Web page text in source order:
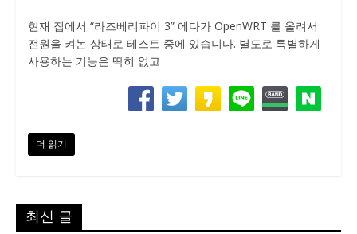
현재 집에서 “라즈베리파이 3” 에다가 OpenWRT 를 올려서
전원을 켜논 상태로 테스트 중에 있습니다. 별도로 특별하게
사용하는 기능은 딱히 없고
더 읽기
최신 글